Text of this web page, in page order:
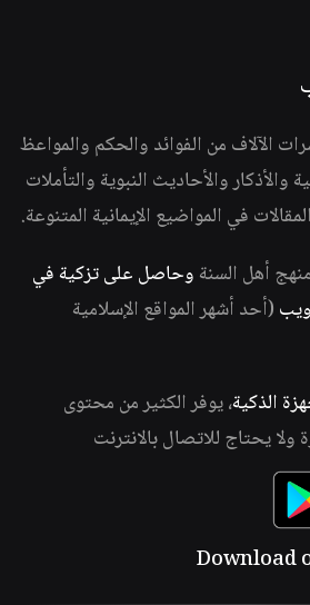
الآلاف من الفوائد والحكم والمواعظ
والأذكار والأحاديث النبوية والتأملات
في المواضيع الإيمانية المتنوعة.
أهل السنة وحاصل على تزكية في
(أحد أشهر المواقع الإسلامية
الذكية، يوفر الكثير من محتوى
يحتاج للاتصال بالانترنت